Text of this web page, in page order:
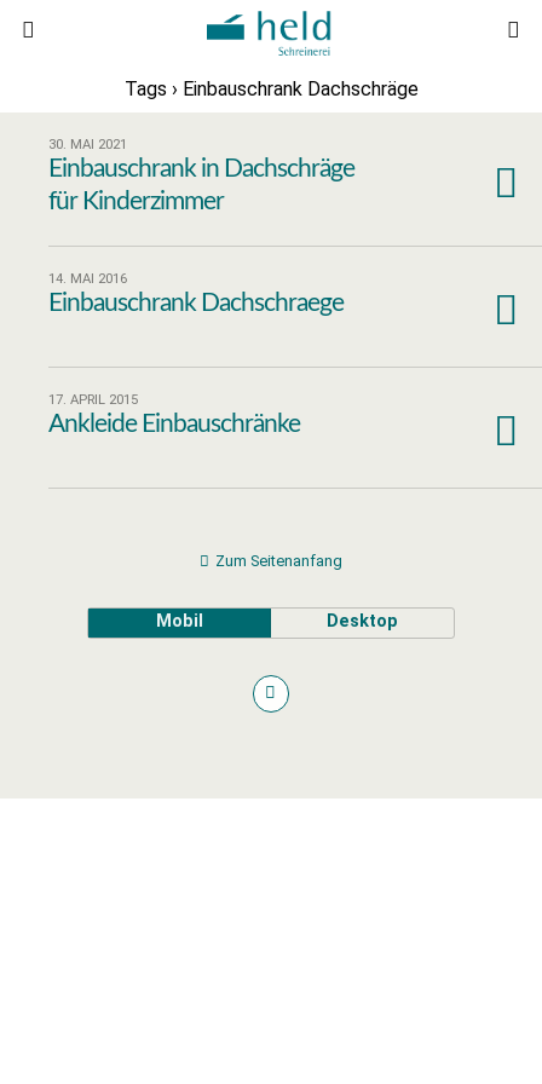
Tags › Einbauschrank Dachschräge
30. MAI 2021
Einbauschrank in Dachschräge
für Kinderzimmer
14. MAI 2016
Einbauschrank Dachschraege
17. APRIL 2015
Ankleide Einbauschränke
Zum Seitenanfang
Mobil Desktop